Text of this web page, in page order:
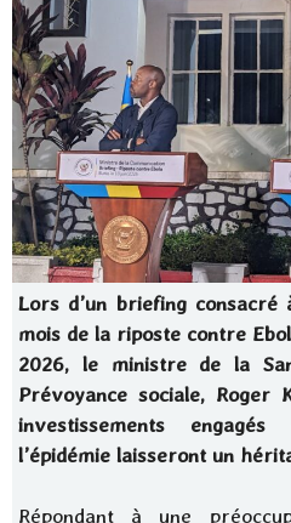
Lors d’un briefing consacré
mois de la riposte contre
2026, le ministre de la
Prévoyance sociale, Roger
investissements
l’épidémie laisseront un
Répondant à une